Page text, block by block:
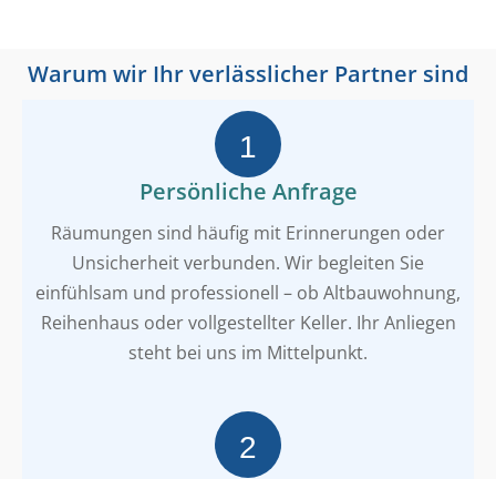
Warum wir Ihr verlässlicher Partner sind
Persönliche Anfrage
Räumungen sind häufig mit Erinnerungen oder
Unsicherheit verbunden. Wir begleiten Sie
einfühlsam und professionell – ob Altbauwohnung,
Reihenhaus oder vollgestellter Keller. Ihr Anliegen
steht bei uns im Mittelpunkt.